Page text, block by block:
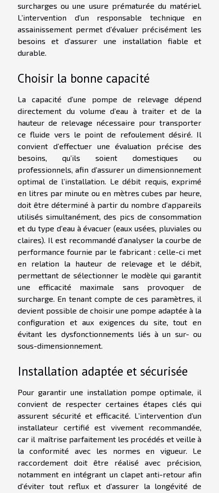
surcharges ou une usure prématurée du matériel.
L’intervention d’un responsable technique en
assainissement permet d’évaluer précisément les
besoins et d’assurer une installation fiable et
durable.
Choisir la bonne capacité
La capacité d’une pompe de relevage dépend
directement du volume d’eau à traiter et de la
hauteur de relevage nécessaire pour transporter
ce fluide vers le point de refoulement désiré. Il
convient d’effectuer une évaluation précise des
besoins, qu’ils soient domestiques ou
professionnels, afin d’assurer un dimensionnement
optimal de l’installation. Le débit requis, exprimé
en litres par minute ou en mètres cubes par heure,
doit être déterminé à partir du nombre d’appareils
utilisés simultanément, des pics de consommation
et du type d’eau à évacuer (eaux usées, pluviales ou
claires). Il est recommandé d’analyser la courbe de
performance fournie par le fabricant : celle-ci met
en relation la hauteur de relevage et le débit,
permettant de sélectionner le modèle qui garantit
une efficacité maximale sans provoquer de
surcharge. En tenant compte de ces paramètres, il
devient possible de choisir une pompe adaptée à la
configuration et aux exigences du site, tout en
évitant les dysfonctionnements liés à un sur- ou
sous-dimensionnement.
Installation adaptée et sécurisée
Pour garantir une installation pompe optimale, il
convient de respecter certaines étapes clés qui
assurent sécurité et efficacité. L’intervention d’un
installateur certifié est vivement recommandée,
car il maîtrise parfaitement les procédés et veille à
la conformité avec les normes en vigueur. Le
raccordement doit être réalisé avec précision,
notamment en intégrant un clapet anti-retour afin
d’éviter tout reflux et d’assurer la longévité de